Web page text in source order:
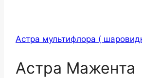
Астра мультифлора (
Астра Мажента